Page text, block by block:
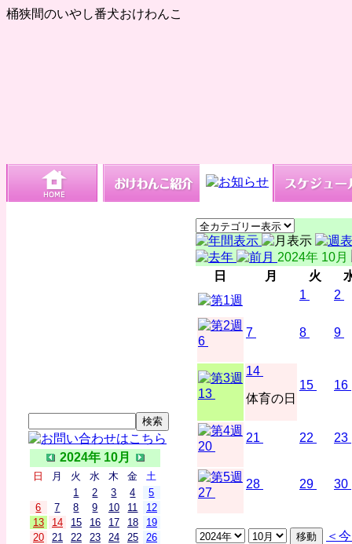
桶狭間のいやし番犬おけわんこ
2024年 10月
日 月 火 水 木 金
土
1
2 3 4
5
6
7 8 9 10 11
12
13
14 15 16 17 18
19
20
21 22 23 24 25
26
2024年 10月
日
月 火
1
2
6
7 8 9
13
14
体育の日
15 16
20
21 22 23
27
28 29 30
＜